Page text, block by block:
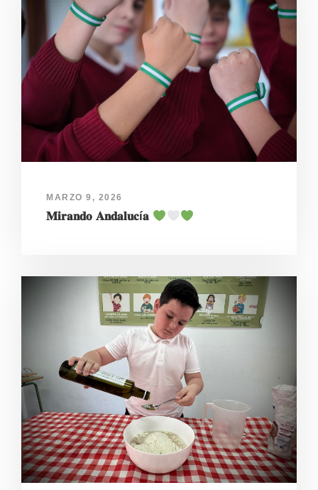
MARZO 9, 2026
𝐌𝐢𝐫𝐚𝐧𝐝𝐨 𝐀𝐧𝐝𝐚𝐥𝐮𝐜í𝐚